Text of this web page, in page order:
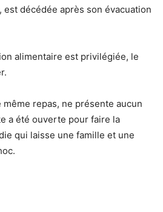
est décédée après son évacuation
alimentaire est privilégiée, le
même repas, ne présente aucun
a été ouverte pour faire la
qui laisse une famille et une